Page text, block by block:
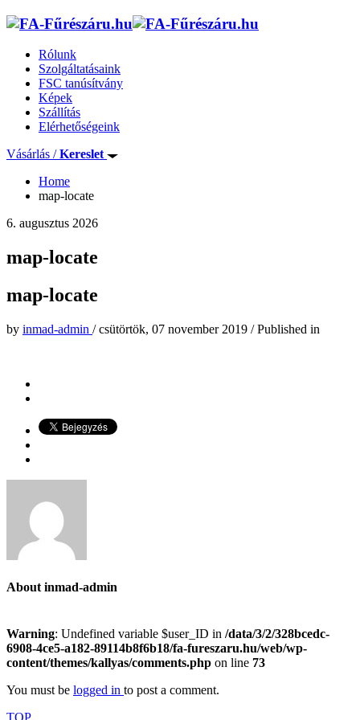
Rólunk
Szolgáltatásaink
FSC tanúsítvány
Képek
Szállítás
Elérhetőségeink
Vásárlás /Kereslet
Home
map-locate
6. augusztus 2026
map-locate
map-locate
by inmad-admin /csütörtök, 07 november 2019 /Published in
Aboutinmad-admin
Warning: Undefined variable $user_ID in /data/3/2/328bcedc-
6908-4ce5-a182-89114b8f6b18/fa-fureszaru.hu/web/wp-
content/themes/kallyas/comments.php on line 73
You must be logged in to post a comment.
TOP